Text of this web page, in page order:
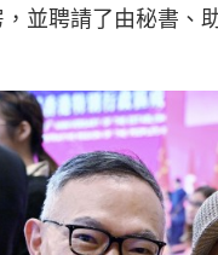
並聘請了由秘書、